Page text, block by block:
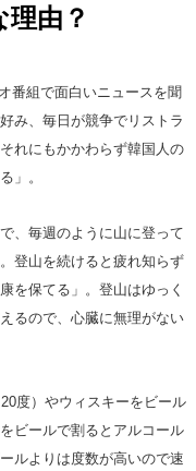
由？
番組で面白いニュースを聞
み、毎日が競争でリストラ
れにもかかわらず韓国人の
」。
、毎週のように山に登って
登山を続けると疲れ知らず
を保てる」。登山はゆっく
るので、心臓に無理がない
度）やウィスキーをビール
ビールで割るとアルコール
ルよりは度数が高いので速